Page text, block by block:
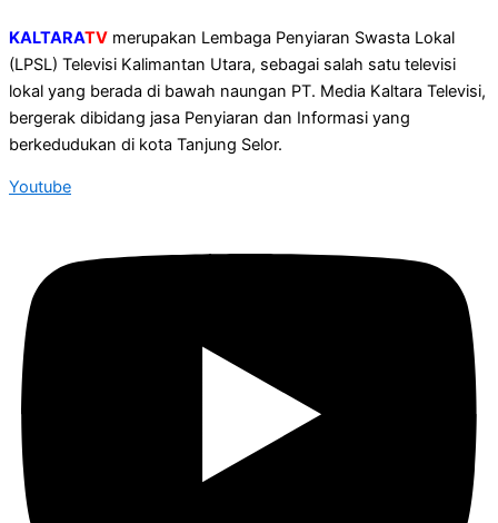
KALTARATV merupakan Lembaga Penyiaran Swasta Lokal
(LPSL) Televisi Kalimantan Utara, sebagai salah satu televisi
lokal yang berada di bawah naungan PT. Media Kaltara Televisi,
bergerak dibidang jasa Penyiaran dan Informasi yang
berkedudukan di kota Tanjung Selor.
Youtube